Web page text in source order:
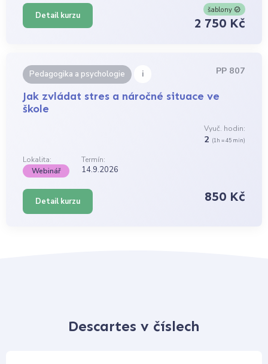
Detail kurzu
šablony
2 750 Kč
Pedagogika a psychologie i PP 807
Jak zvládat stres a náročné situace ve
škole
Vyuč. hodin:
2 (1h = 45 min)
Lokalita:
Termín:
Webinář
14.9.2026
Detail kurzu 850 Kč
Descartes v číslech